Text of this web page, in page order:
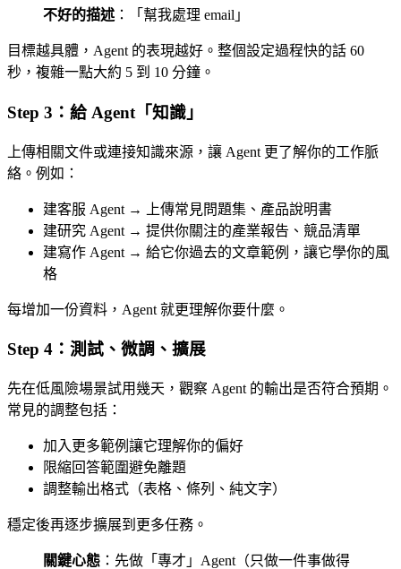
不好的描述 ：「幫我處理 email」
目標越具體，Agent 的表現越好。整個設定過程快的話 60
秒，複雜一點大約 5 到 10 分鐘。
Step 3：給 Agent「知識」
上傳相關文件或連接知識來源，讓 Agent 更了解你的工作脈
絡。例如：
建客服 Agent → 上傳常見問題集、產品說明書
建研究 Agent → 提供你關注的產業報告、競品清單
建寫作 Agent → 給它你過去的文章範例，讓它學你的風
格
每增加一份資料，Agent 就更理解你要什麼。
Step 4：測試、微調、擴展
先在低風險場景試用幾天，觀察 Agent 的輸出是否符合預期。
常見的調整包括：
加入更多範例讓它理解你的偏好
限縮回答範圍避免離題
調整輸出格式（表格、條列、純文字）
穩定後再逐步擴展到更多任務。
關鍵心態 ：先做「專才」Agent（只做一件事做得